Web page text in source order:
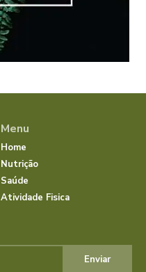
Menu
Home
Nutrição
Saúde
Atividade Fisica
Enviar